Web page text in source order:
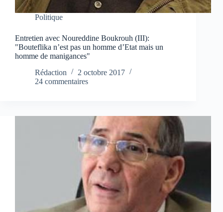
Politique
Entretien avec Noureddine Boukrouh (III):
"Bouteflika n’est pas un homme d’Etat mais un
homme de manigances"
Rédaction
2 octobre 2017
24 commentaires